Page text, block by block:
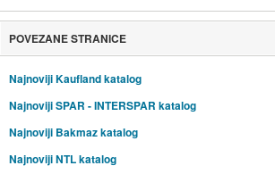
POVEZANE STRANICE
Najnoviji Kaufland katalog
Najnoviji SPAR - INTERSPAR katalog
Najnoviji Bakmaz katalog
Najnoviji NTL katalog